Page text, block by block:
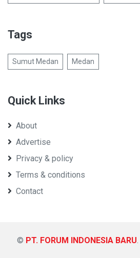
Tags
Sumut Medan Medan
Quick Links
About
Advertise
Privacy & policy
Terms & conditions
Contact
© PT. FORUM INDONESIA BARU